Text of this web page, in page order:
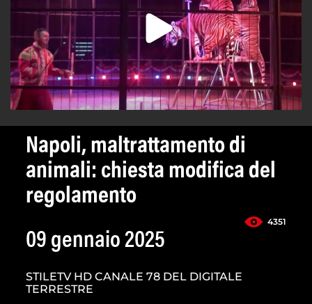
Napoli, maltrattamento di
animali: chiesta modifica del
regolamento
4351
09 gennaio 2025
STILETV HD CANALE 78 DEL DIGITALE
TERRESTRE